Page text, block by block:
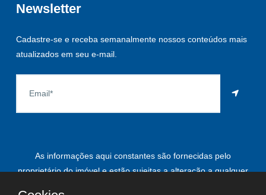
Newsletter
Cadastre-se e receba semanalmente nossos conteúdos mais
atualizados em seu e-mail.
As informações aqui constantes são fornecidas pelo
proprietário do imóvel e estão sujeitas a alteração a qualquer